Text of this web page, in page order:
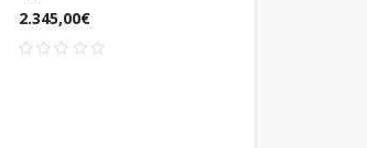
2.345,00€